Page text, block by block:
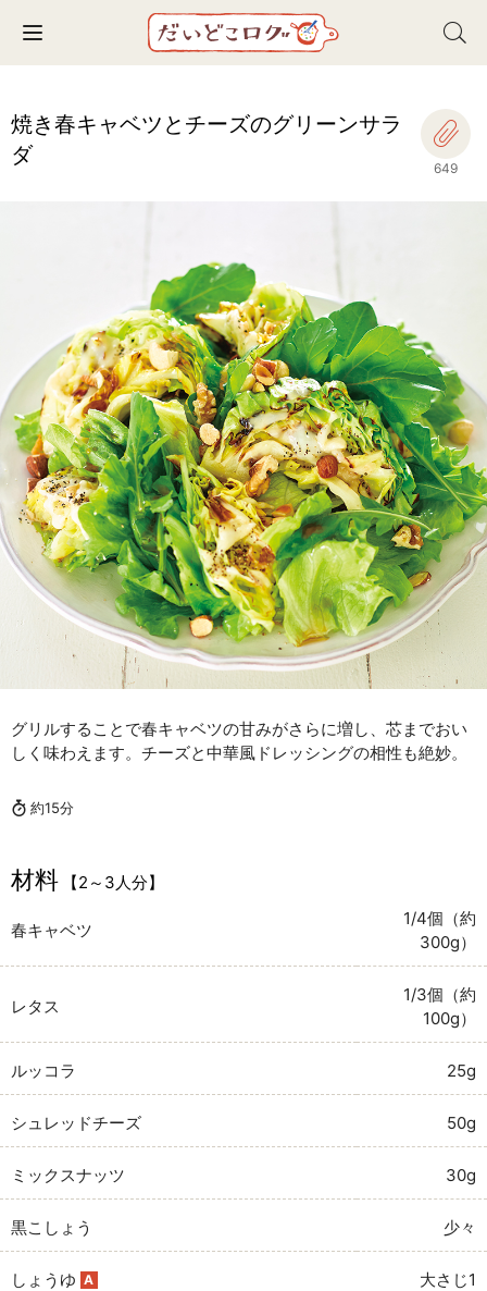
Toggle navigation
焼き春キャベツとチーズのグリーンサラ
ダ
649
グリルすることで春キャベツの甘みがさらに増し、芯までおい
しく味わえます。チーズと中華風ドレッシングの相性も絶妙。
約15分
材料 【2～3人分】
春キャベツ
1/4個（約
300g）
レタス
1/3個（約
100g）
ルッコラ 25g
シュレッドチーズ 50g
ミックスナッツ 30g
黒こしょう 少々
しょうゆ A 大さじ1